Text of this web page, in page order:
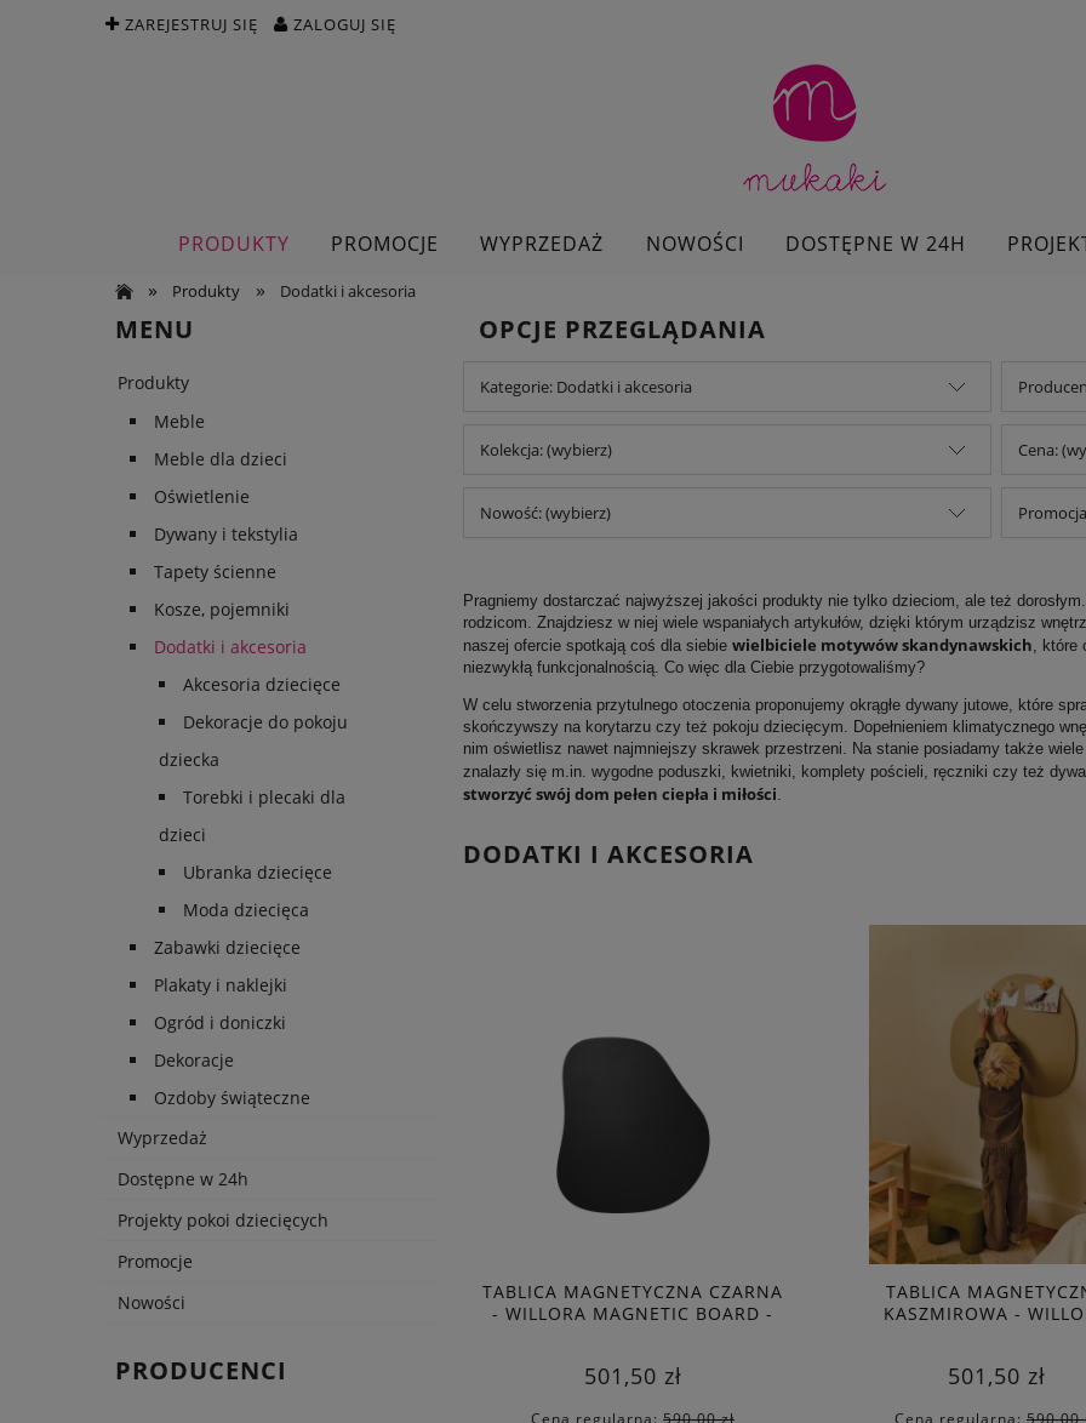
ZAREJESTRUJ SIĘ ZALOGUJ SIĘ
PRODUKTY PROMOCJE WYPRZEDAŻ NOWOŚCI DOSTĘPNE W 24H
»
Produkty » Dodatki i akcesoria
MENU
Produkty
Meble
Meble dla dzieci
Oświetlenie
Dywany i tekstylia
Tapety ścienne
Kosze, pojemniki
Dodatki i akcesoria
Akcesoria dziecięce
Dekoracje do pokoju
dziecka
Torebki i plecaki dla
dzieci
Ubranka dziecięce
Moda dziecięca
Zabawki dziecięce
Plakaty i naklejki
Ogród i doniczki
Dekoracje
Ozdoby świąteczne
Wyprzedaż
Dostępne w 24h
Projekty pokoi dziecięcych
Promocje
Nowości
PRODUCENCI
OPCJE PRZEGLĄDANIA
Kategorie: Dodatki i akcesoria
Kolekcja: (wybierz) Cena:
Nowość: (wybierz)
Pragniemy dostarczać najwyższej jakości produkty nie tylko dzieciom, ale też
rodzicom. Znajdziesz w niej wiele wspaniałych artykułów, dzięki którym urządzisz
naszej ofercie spotkają coś dla siebie wielbiciele motywów skandynawskich, które
niezwykłą funkcjonalnością. Co więc dla Ciebie przygotowaliśmy?
W celu stworzenia przytulnego otoczenia proponujemy okrągłe dywany jutowe, które
skończywszy na korytarzu czy też pokoju dziecięcym. Dopełnieniem klimatycznego
nim oświetlisz nawet najmniejszy skrawek przestrzeni. Na stanie posiadamy także
znalazły się m.in. wygodne poduszki, kwietniki, komplety pościeli, ręczniki czy też
stworzyć swój dom pełen ciepła i miłości.
DODATKI I AKCESORIA
TABLICA MAGNETYCZNA CZARNA
- WILLORA MAGNETIC BOARD -
501,50 zł
TABLICA
KASZMIROWA -
501,50 zł